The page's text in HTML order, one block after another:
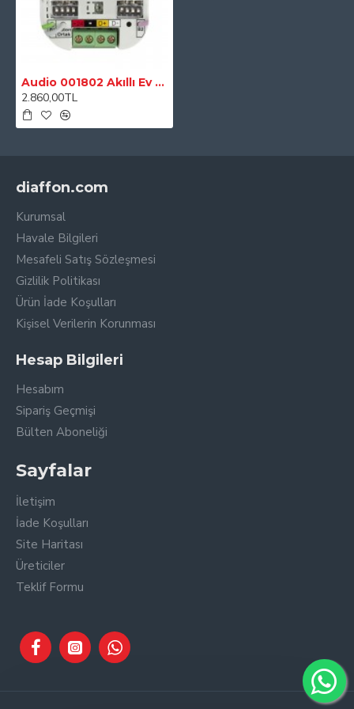
Audio 001802 Akıllı Ev Sistemi 2 li Lamba Modülü
2.860,00TL
diaffon.com
Kurumsal
Havale Bilgileri
Mesafeli Satış Sözleşmesi
Gizlilik Politikası
Ürün İade Koşulları
Kişisel Verilerin Korunması
Hesap Bilgileri
Hesabım
Sipariş Geçmişi
Bülten Aboneliği
Sayfalar
İletişim
İade Koşulları
Site Haritası
Üreticiler
Teklif Formu